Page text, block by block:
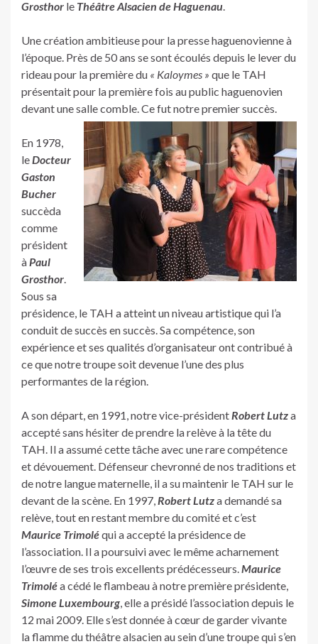
Grosthor le Théâtre Alsacien de Haguenau.
Une création ambitieuse pour la presse haguenovienne à
l’époque. Près de 50 ans se sont écoulés depuis le lever du
rideau pour la première du « Kaloymes » que le TAH
présentait pour la première fois au public haguenovien
devant une salle comble. Ce fut notre premier succès.
En 1978,
leDocteur
Gaston
Bucher
succèda
comme
président
àPaul
Grosthor.
Sous sa
présidence, le TAH a atteint un niveau artistique qui l’a
conduit de succès en succès. Sa compétence, son
expérience et ses qualités d’organisateur ont contribué à
ce que notre troupe soit devenue l’une des plus
performantes de la région.
A son départ, en 1991, notre vice-présidentRobert Lutza
accepté sans hésiter de prendre la relève à la tête du
TAH. Il a assumé cette tâche avec une rare compétence
et dévouement. Défenseur chevronné de nos traditions et
de notre langue maternelle, il a su maintenir le TAH sur le
devant de la scène. En 1997,Robert Lutza demandé sa
relève, tout en restant membre du comité et c’est
Maurice Trimoléqui a accepté la présidence de
l’association. Il a poursuivi avec le même acharnement
l’œuvre de ses trois excellents prédécesseurs.Maurice
Trimoléa cédé le flambeau à notre première présidente,
Simone Luxembourg, elle a présidé l’association depuis le
12 mai 2009. Elle s’est donnée à cœur de garder vivante
la flamme du théâtre alsacien au sein d’une troupe qui s’en